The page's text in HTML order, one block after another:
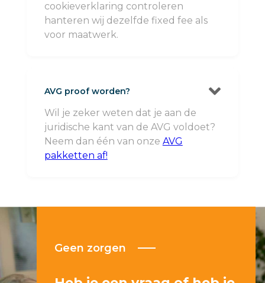
cookieverklaring controleren
hanteren wij dezelfde fixed fee als
voor maatwerk.
AVG proof worden? 
Wil je zeker weten dat je aan de
juridische kant van de AVG voldoet?
Neem dan één van onze AVG
pakketten af!
Geen zorgen